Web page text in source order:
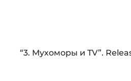
Audio
“3. Мухоморы и TV”.